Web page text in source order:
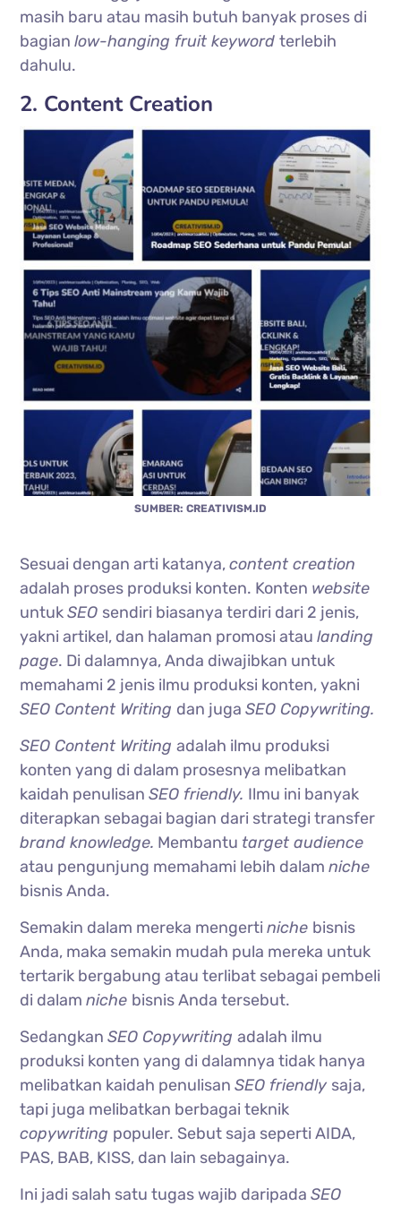
masih baru atau masih butuh banyak proses di
bagianlow-hanging fruit keywordterlebih
dahulu.
2. Content Creation
SUMBER: CREATIVISM.ID
Sesuai dengan arti katanya,content creation
adalah proses produksi konten. Konten website
untukSEO sendiri biasanya terdiri dari 2 jenis,
yakni artikel, dan halaman promosi ataulanding
page. Di dalamnya, Anda diwajibkan untuk
memahami 2 jenis ilmu produksi konten, yakni
SEO Content Writing dan jugaSEO Copywriting.
SEO Content Writingadalah ilmu produksi
konten yang di dalam prosesnya melibatkan
kaidah penulisanSEO friendly. Ilmu ini banyak
diterapkan sebagai bagian dari strategi transfer
brand knowledge. Membantu target audience
atau pengunjung memahami lebih dalamniche
bisnis Anda.
Semakin dalam mereka mengertiniche bisnis
Anda, maka semakin mudah pula mereka untuk
tertarik bergabung atau terlibat sebagai pembeli
di dalamniche bisnis Anda tersebut.
SedangkanSEO Copywritingadalah ilmu
produksi konten yang di dalamnya tidak hanya
melibatkan kaidah penulisanSEO friendly saja,
tapi juga melibatkan berbagai teknik
copywriting populer. Sebut saja seperti AIDA,
PAS, BAB, KISS, dan lain sebagainya.
Ini jadi salah satu tugas wajib daripadaSEO